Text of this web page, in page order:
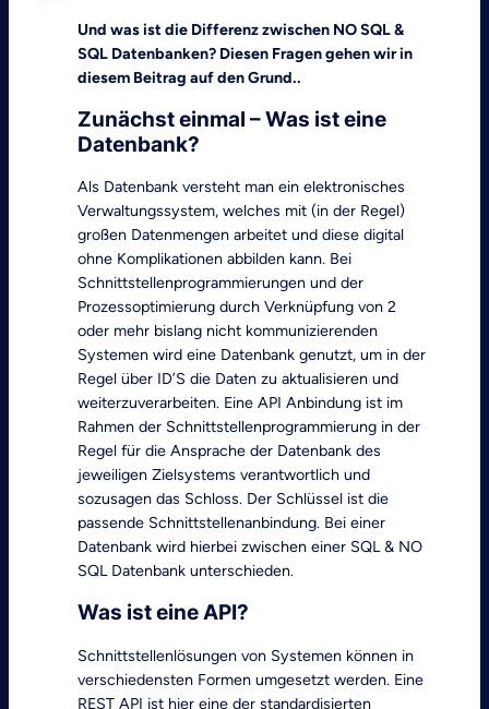
Und was ist die Differenz zwischen NO SQL &
SQL Datenbanken? Diesen Fragen gehen wir in
diesem Beitrag auf den Grund..
Zunächst einmal – Was ist eine
Datenbank?
Als Datenbank versteht man ein elektronisches
Verwaltungssystem, welches mit (in der Regel)
großen Datenmengen arbeitet und diese digital
ohne Komplikationen abbilden kann. Bei
Schnittstellenprogrammierungen und der
Prozessoptimierung durch Verknüpfung von 2
oder mehr bislang nicht kommunizierenden
Systemen wird eine Datenbank genutzt, um in der
Regel über ID’S die Daten zu aktualisieren und
weiterzuverarbeiten. Eine API Anbindung ist im
Rahmen der Schnittstellenprogrammierung in der
Regel für die Ansprache der Datenbank des
jeweiligen Zielsystems verantwortlich und
sozusagen das Schloss. Der Schlüssel ist die
passende Schnittstellenanbindung. Bei einer
Datenbank wird hierbei zwischen einer SQL & NO
SQL Datenbank unterschieden.
Was ist eine API?
Schnittstellenlösungen von Systemen können in
verschiedensten Formen umgesetzt werden. Eine
REST API ist hier eine der standardisierten